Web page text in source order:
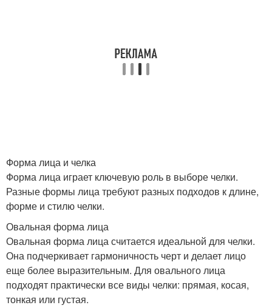
лица
Шапка для круглого
лица
Трапециевидное лицо Шапки к лицу
Форма лица и челка
Форма лица играет ключевую роль в выборе челки.
Разные формы лица требуют разных подходов к длине,
форме и стилю челки.
Овальная форма лица
Овальная форма лица считается идеальной для челки.
Она подчеркивает гармоничность черт и делает лицо
еще более выразительным. Для овального лица
подходят практически все виды челки: прямая, косая,
тонкая или густая.